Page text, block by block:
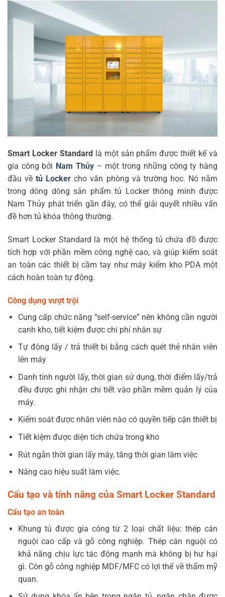
Smart Locker Standardlà một sản phẩm được thiết kế và
gia công bởi Nam Thủy– một trong những công ty hàng
đầu vềtủ Locker cho văn phòng và trường học. Nó nằm
trong dòng dòng sản phẩm tủ Locker thông minh được
Nam Thủy phát triển gần đây, có thể giải quyết nhiều vấn
đề hơn tủ khóa thông thường.
Smart Locker Standard là một hệ thống tủ chứa đồ được
tích hợp với phần mềm công nghệ cao, và giúp kiểm soát
an toàn các thiết bị cầm tay như máy kiểm kho PDA một
cách hoàn toàn tự động.
Công dụng vượt trội
Cung cấp chức năng “self-service” nên không cần người
canh kho, tiết kiệm được chi phí nhân sự
Tự động lấy / trả thiết bị bằng cách quét thẻ nhân viên
lên máy
Danh tính người lấy, thời gian sử dụng, thời điểm lấy/trả
đều được ghi nhận chi tiết vào phần mềm quản lý của
máy.
Kiểm soát được nhân viên nào có quyền tiếp cận thiết bị
Tiết kiệm được diện tích chứa trong kho
Rút ngắn thời gian lấy máy, tăng thời gian làm việc
Nâng cao hiệu suất làm việc.
Cấu tạo và tính năng của Smart Locker Standard
Cấu tạo an toàn
Khung tủ được gia công từ 2 loại chất liệu: thép cán
nguội cao cấp và gỗ công nghiệp. Thép cán nguội có
khả năng chịu lực tác động mạnh mà không bị hư hại
gì. Còn gỗ công nghiệp MDF/MFC có lợi thế về thẩm mỹ
quan.